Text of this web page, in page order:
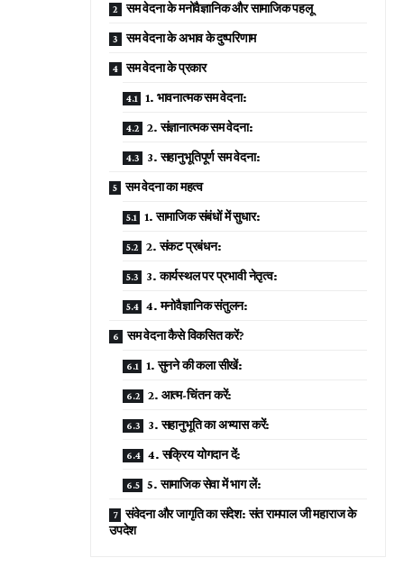
सम वेदना के मनोवैज्ञानिक और सामाजिक पहलू
सम वेदना के अभाव के दुष्परिणाम
सम वेदना के प्रकार
1. भावनात्मक सम वेदना:
2. संज्ञानात्मक सम वेदना:
3. सहानुभूतिपूर्ण सम वेदना:
सम वेदना का महत्व
1. सामाजिक संबंधों में सुधार:
2. संकट प्रबंधन:
3. कार्यस्थल पर प्रभावी नेतृत्व:
4. मनोवैज्ञानिक संतुलन:
सम वेदना कैसे विकसित करें?
1. सुनने की कला सीखें:
2. आत्म-चिंतन करें:
3. सहानुभूति का अभ्यास करें:
4. सक्रिय योगदान दें:
5. सामाजिक सेवा में भाग लें:
संवेदना और जागृति का संदेश: संत रामपाल जी महाराज के
उपदेश